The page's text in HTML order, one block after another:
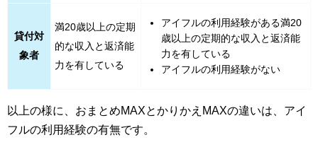
貸付対
象者
満20歳以上の定期
的な収入と返済能
力を有している
アイフルの利用経験がある満20
歳以上の定期的な収入と返済能
力を有している
アイフルの利用経験がない
以上の様に、おまとめMAXとかりかえMAXの違いは、アイ
フルの利用経験の有無です。